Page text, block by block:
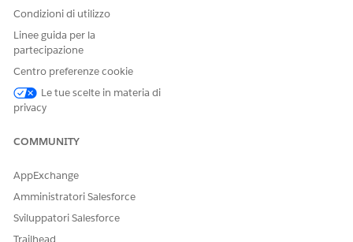
Condizioni di utilizzo
Linee guida per la
partecipazione
Centro preferenze cookie
Le tue scelte in materia di
privacy
COMMUNITY
AppExchange
Amministratori Salesforce
Sviluppatori Salesforce
Trailhead